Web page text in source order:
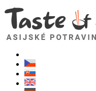
Neváhejte se